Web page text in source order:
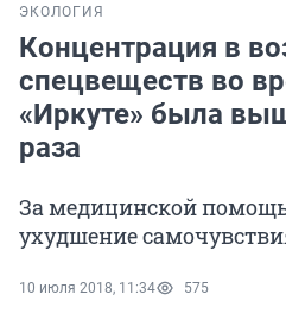
ЭКОЛОГИЯ
Концентрация в
спецвеществ во
«Иркуте» была
раза
За медицинской
ухудшение
10 июля 2018, 11:34 575